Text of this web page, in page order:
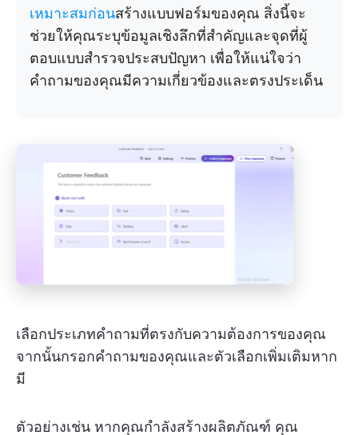
เหมาะสมก่อนสร้างแบบฟอร์มของคุณ สิ่งนี้จะ
ช่วยให้คุณระบุข้อมูลเชิงลึกที่สำคัญและจุดที่ผู้
ตอบแบบสำรวจประสบปัญหา เพื่อให้แน่ใจว่า
คำถามของคุณมีความเกี่ยวข้องและตรงประเด็น
เลือกประเภทคำถามที่ตรงกับความต้องการของคุณ
จากนั้นกรอกคำถามของคุณและตัวเลือกเพิ่มเติมหาก
มี
ตัวอย่างเช่น หากคุณกำลังสร้างผลิตภัณฑ์ คุณ